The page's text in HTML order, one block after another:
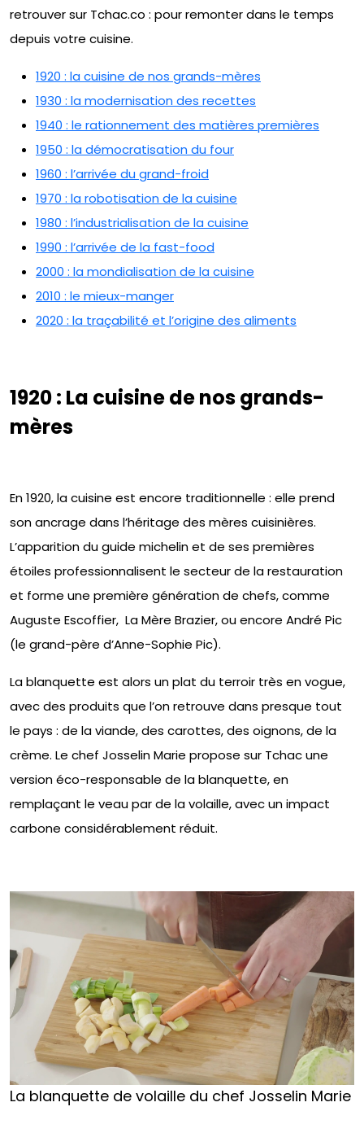
retrouver sur Tchac.co : pour remonter dans le temps
depuis votre cuisine.
1920 : la cuisine de nos grands-mères
1930 : la modernisation des recettes
1940 : le rationnement des matières premières
1950 : la démocratisation du four
1960 : l’arrivée du grand-froid
1970 : la robotisation de la cuisine
1980 : l’industrialisation de la cuisine
1990 : l’arrivée de la fast-food
2000 : la mondialisation de la cuisine
2010 : le mieux-manger
2020 : la traçabilité et l’origine des aliments
1920 : La cuisine de nos grands-
mères
En 1920, la cuisine est encore traditionnelle : elle prend
son ancrage dans l’héritage des mères cuisinières.
L’apparition du guide michelin et de ses premières
étoiles professionnalisent le secteur de la restauration
et forme une première génération de chefs, comme
Auguste Escoffier, La Mère Brazier, ou encore André Pic
(le grand-père d’Anne-Sophie Pic).
La blanquette est alors un plat du terroir très en vogue,
avec des produits que l’on retrouve dans presque tout
le pays : de la viande, des carottes, des oignons, de la
crème. Le chef Josselin Marie propose sur Tchac une
version éco-responsable de la blanquette, en
remplaçant le veau par de la volaille, avec un impact
carbone considérablement réduit.
La blanquette de volaille du chef Josselin Marie